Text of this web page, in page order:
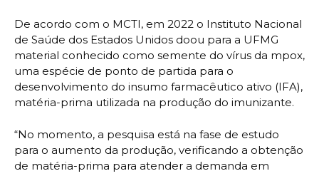
De acordo com o MCTI, em 2022 o Instituto Nacional
de Saúde dos Estados Unidos doou para a UFMG
material conhecido como semente do vírus da mpox,
uma espécie de ponto de partida para o
desenvolvimento do insumo farmacêutico ativo (IFA),
matéria-prima utilizada na produção do imunizante.
“No momento, a pesquisa está na fase de estudo
para o aumento da produção, verificando a obtenção
de matéria-prima para atender a demanda em